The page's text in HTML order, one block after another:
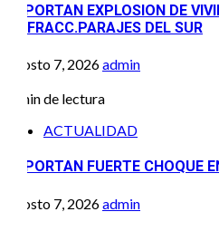
REPORTAN EXPLOSION DE
EL FRACC.PARAJES DEL SUR
agosto 7, 2026admin
1 min de lectura
ACTUALIDAD
REPORTAN FUERTE CHOQUE
agosto 7, 2026admin